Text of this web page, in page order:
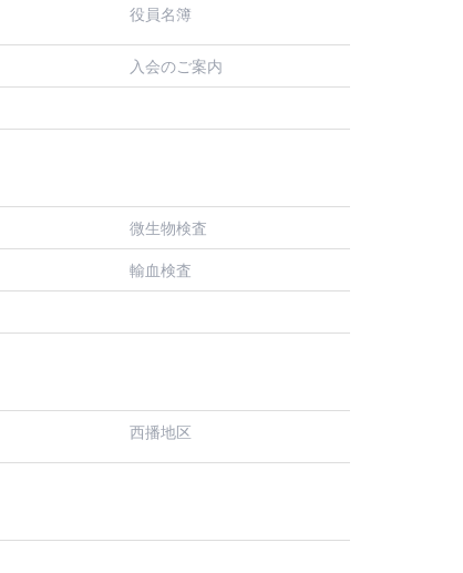
役員名簿
入会のご案内
微生物検査
輸血検査
西播地区